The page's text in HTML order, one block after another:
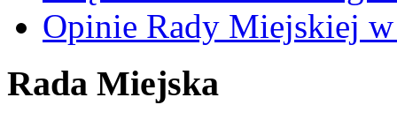
Opinie Rady Miejskiej w
Rada Miejska